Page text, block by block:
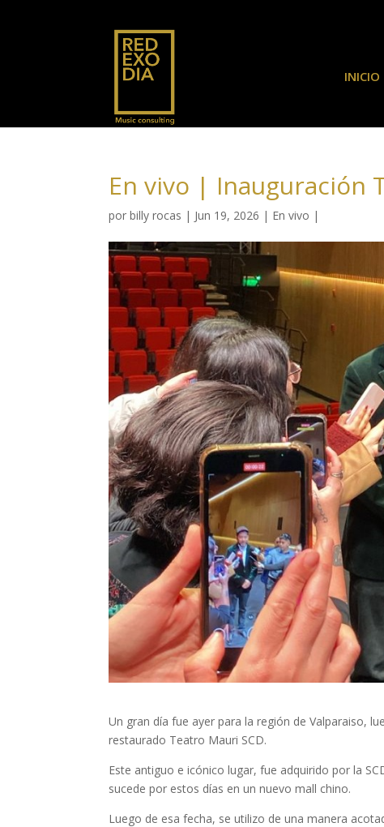
INICIO
En vivo | Inauguración
porbilly rocas | Jun 19, 2026 | En vivo |
Un gran día fue ayer para la región de Valparaiso,
restaurado Teatro Mauri SCD.
Este antiguo e icónico lugar, fue adquirido por la
sucede por estos días en un nuevo mall chino.
Luego de esa fecha, se utilizo de una manera